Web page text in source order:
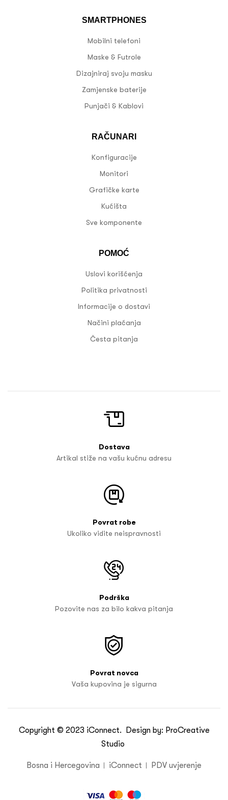
SMARTPHONES
Mobilni telefoni
Maske & Futrole
Dizajniraj svoju masku
Zamjenske baterije
Punjači & Kablovi
RAČUNARI
Konfiguracije
Monitori
Grafičke karte
Kućišta
Sve komponente
POMOĆ
Uslovi korišćenja
Politika privatnosti
Informacije o dostavi
Načini plaćanja
Česta pitanja
Dostava
Artikal stiže na vašu kućnu adresu
Povrat robe
Ukoliko vidite neispravnosti
Podrška
Pozovite nas za bilo kakva pitanja
Povrat novca
Vaša kupovina je sigurna
Copyright © 2023 iConnect. Design by: ProCreative
Studio
Bosna i Hercegovina iConnect PDV uvjerenje